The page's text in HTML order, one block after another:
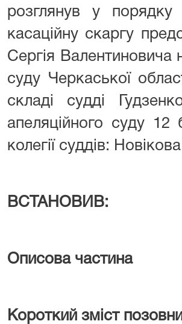
розглянув у
касаційну скаргу
Сергія Валентиновича
суду Черкаської
складі судді
апеляційного суду 12
колегії суддів:
ВСТАНОВИВ:
Описова частина
Короткий зміст